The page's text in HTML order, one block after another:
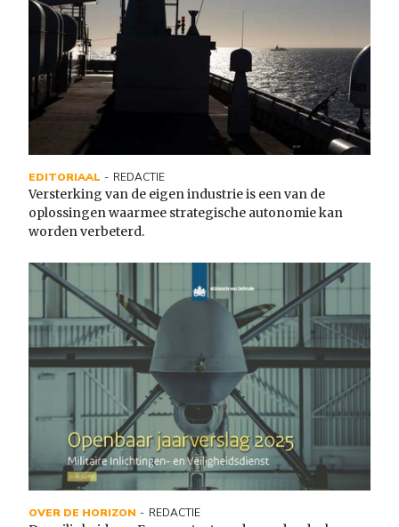
EDITORIAAL REDACTIE
Versterking van de eigen industrie is een van de
oplossingen waarmee strategische autonomie kan
worden verbeterd.
OVER DE HORIZON REDACTIE